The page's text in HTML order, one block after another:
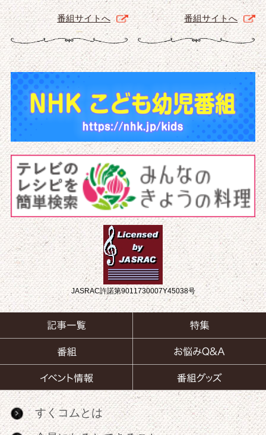
番組サイトへ 番組サイトへ
JASRAC許諾第9011730007Y45038号
すくコムとは